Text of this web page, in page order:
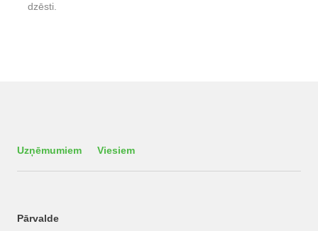
dzēsti.
Uzņēmumiem Viesiem
Pārvalde